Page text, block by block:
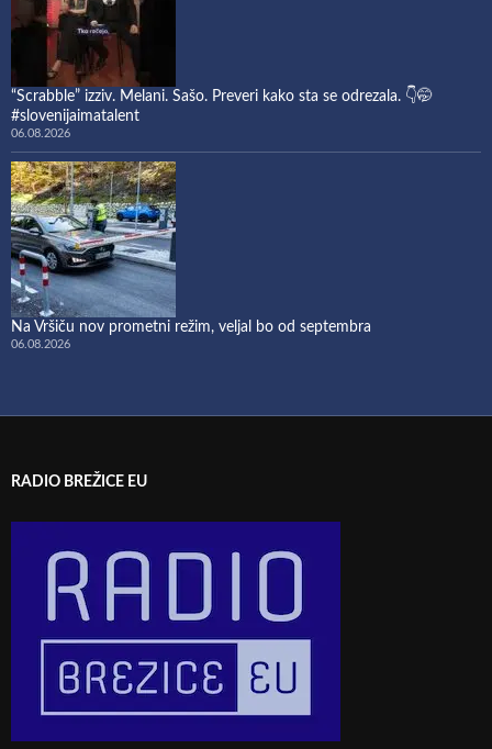
“Scrabble” izziv. Melani. Sašo. Preveri kako sta se odrezala. 👇🤭
#slovenijaimatalent
06.08.2026
Na Vršiču nov prometni režim, veljal bo od septembra
06.08.2026
RADIO BREŽICE EU